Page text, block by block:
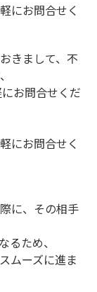
にお問合せく
きまして、不
お問合せくだ
にお問合せく
に、その相手
るため、
ムーズに進ま